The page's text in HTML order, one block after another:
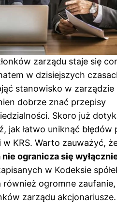
zarządu staje się
w dzisiejszych
stanowisko w zarządzie
dobrze znać przepisy
Skoro już
jak łatwo uniknąć błędów
w KRS. Warto zauważyć,
ogranicza się
w Kodeksie
ogromne zaufanie,
zarządu